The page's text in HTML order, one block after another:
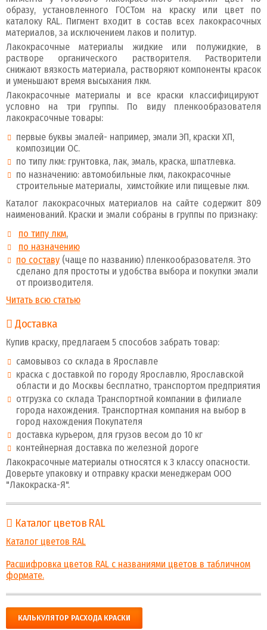
образу, установленного ГОСТом на краску или цвет по
каталоку RAL. Пигмент входит в состав всех лакокрасочных
материалов, за исключением лаков и политур.
Лакокрасочные материалы жидкие или полужидкие, в
растворе органического растворителя. Растворители
снижают вязкость материала, растворяют компоненты красок
и уменьшают время высыхания лкм.
Лакокрасочные материалы и все краски классифицируют
условно на три группы. По виду пленкообразователя
лакокрасочные товары:
первые буквы эмалей- например, эмали ЭП, краски ХП,
композиции ОС.
по типу лкм: грунтовка, лак, эмаль, краска, шпатлевка.
по назначению: автомобильные лкм, лакокрасочные
строительные материалы, химстойкие или пищевые лкм.
Каталог лакокрасочных материалов на сайте содержит 809
наименований. Краски и эмали собраны в группы по признаку:
по типу лкм,
по назначению
по составу (чаще по названию) пленкообразователя. Это
сделано для простоты и удобства выбора и покупки эмали
от производителя.
Читать всю статью
Доставка
Купив краску, предлагаем 5 способов забрать товар:
самовывоз со склада в Ярославле
краска с доставкой по городу Ярославлю, Ярославской
области и до Москвы бесплатно, транспортом предприятия
отгрузка со склада Транспортной компании в филиале
города нахождения. Транспортная компания на выбор в
город нахождения Покупателя
доставка курьером, для грузов весом до 10 кг
контейнерная доставка по железной дороге
Лакокрасочные материалы относятся к 3 классу опасности.
Доверьте упаковку и отправку краски менеджерам ООО
"Лакокраска-Я".
Каталог цветов RAL
Каталог цветов RAL
Расшифровка цветов RAL с названиями цветов в табличном
формате.
КАЛЬКУЛЯТОР РАСХОДА КРАСКИ